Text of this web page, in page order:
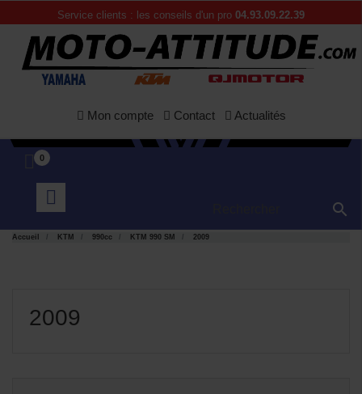
Service clients : les conseils d'un pro 04.93.09.22.39
Mon compte Contact Actualités
0

Accueil KTM 990cc KTM 990 SM 2009
2009